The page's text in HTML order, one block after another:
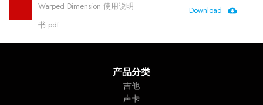
Warped Dimension 使用说明
书.pdf
Download
产品分类
吉他
声卡